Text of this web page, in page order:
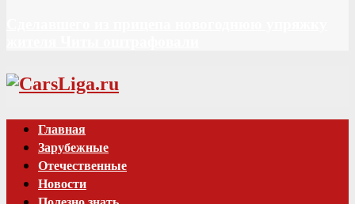
Vk
Главная
Зарубежные
Отечественные
Новости